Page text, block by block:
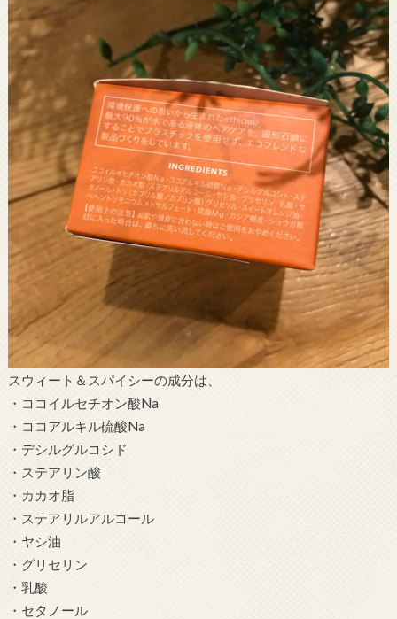
スウィート＆スパイシーの成分は、
・ココイルセチオン酸Na
・ココアルキル硫酸Na
・デシルグルコシド
・ステアリン酸
・カカオ脂
・ステアリルアルコール
・ヤシ油
・グリセリン
・乳酸
・セタノール